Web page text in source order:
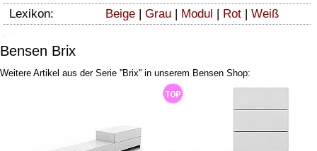
Lexikon:
Beige | Grau | Modul | Rot | Weiß
Bensen Brix
Weitere Artikel aus der Serie ''Brix'' in unserem Bensen Shop: